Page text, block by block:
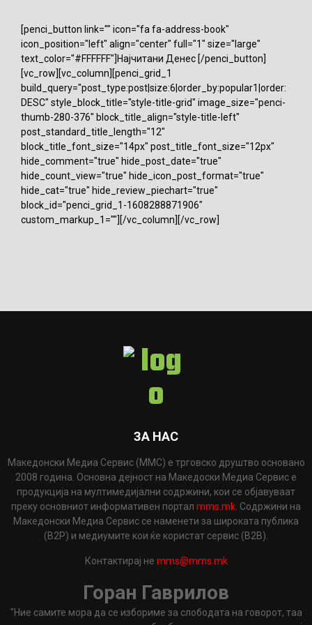
[penci_button link="" icon="fa fa-address-book"
icon_position="left" align="center" full="1" size="large"
text_color="#FFFFFF"]Најчитани Денес [/penci_button]
[vc_row][vc_column][penci_grid_1
build_query="post_type:post|size:6|order_by:popular1|order:
DESC" style_block_title="style-title-grid" image_size="penci-
thumb-280-376" block_title_align="style-title-left"
post_standard_title_length="12"
block_title_font_size="14px" post_title_font_size="12px"
hide_comment="true" hide_post_date="true"
hide_count_view="true" hide_icon_post_format="true"
hide_cat="true" hide_review_piechart="true"
block_id="penci_grid_1-1608288871906"
custom_markup_1=""][/vc_column][/vc_row]
ЗА НАС
Македонски Медиа Сервис (ММС) е трговско друштво основано
2008 година. Основна дејност на Македоски Медиа Сервис е
продукција на мултимедијални содржини, кои се објавуваат
преку основниот информативен портал mms.mk . Содржини на
Македонски Медиа Сервис се наменети за широката публика
(B2P) и медиумите кои ќе користат сервис (B2B).
Контактирај не mms@mms.mk
Горан Гаврилов
"Ние самите мора да се избориме за слободата на говорот, таа